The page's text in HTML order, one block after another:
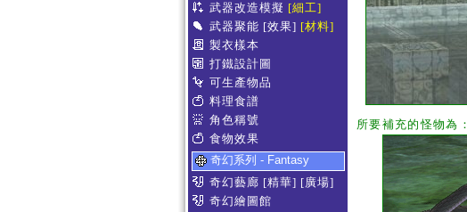
武器改造模擬 [細工]
武器聚能 [效果] [材料]
製衣樣本
打鐵設計圖
可生產物品
料理食譜
角色稱號
食物效果
奇幻系列 - Fantasy
奇幻藝廊 [精華] [廣場]
奇幻繪圖館
所要補充的怪物為：